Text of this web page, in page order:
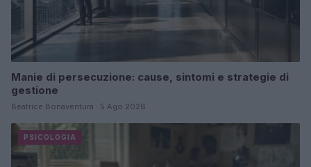
Manie di persecuzione: cause, sintomi e strategie di
gestione
Beatrice Bonaventura · 5 Ago 2026
PSICOLOGIA